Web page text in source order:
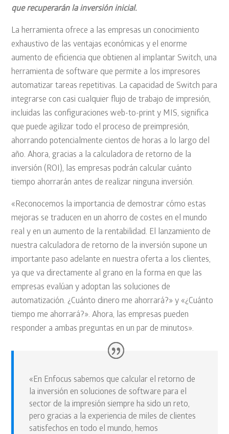
que recuperarán la inversión inicial.
La herramienta ofrece a las empresas un conocimiento
exhaustivo de las ventajas económicas y el enorme
aumento de eficiencia que obtienen al implantar Switch, una
herramienta de software que permite a los impresores
automatizar tareas repetitivas. La capacidad de Switch para
integrarse con casi cualquier flujo de trabajo de impresión,
incluidas las configuraciones web-to-print y MIS, significa
que puede agilizar todo el proceso de preimpresión,
ahorrando potencialmente cientos de horas a lo largo del
año. Ahora, gracias a la calculadora de retorno de la
inversión (ROI), las empresas podrán calcular cuánto
tiempo ahorrarán antes de realizar ninguna inversión.
«Reconocemos la importancia de demostrar cómo estas
mejoras se traducen en un ahorro de costes en el mundo
real y en un aumento de la rentabilidad. El lanzamiento de
nuestra calculadora de retorno de la inversión supone un
importante paso adelante en nuestra oferta a los clientes,
ya que va directamente al grano en la forma en que las
empresas evalúan y adoptan las soluciones de
automatización. ¿Cuánto dinero me ahorrará?» y «¿Cuánto
tiempo me ahorrará?». Ahora, las empresas pueden
responder a ambas preguntas en un par de minutos».
«En Enfocus sabemos que calcular el retorno de
la inversión en soluciones de software para el
sector de la impresión siempre ha sido un reto,
pero gracias a la experiencia de miles de clientes
satisfechos en todo el mundo, hemos